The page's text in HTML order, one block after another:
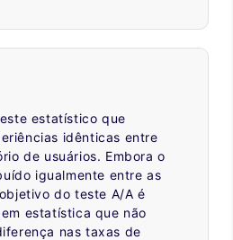
estatístico que
idênticas entre
de usuários. Embora o
igualmente entre as
do teste A/A é
estatística que não
nas taxas de